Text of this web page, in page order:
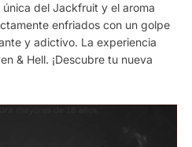
del Jackfruit y el aroma
enfriados con un golpe
y adictivo. La experiencia
& Hell. ¡Descubre tu nueva